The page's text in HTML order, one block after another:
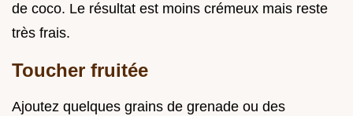
de coco. Le résultat est moins crémeux mais reste
très frais.
Toucher fruitée
Ajoutez quelques grains de grenade ou des